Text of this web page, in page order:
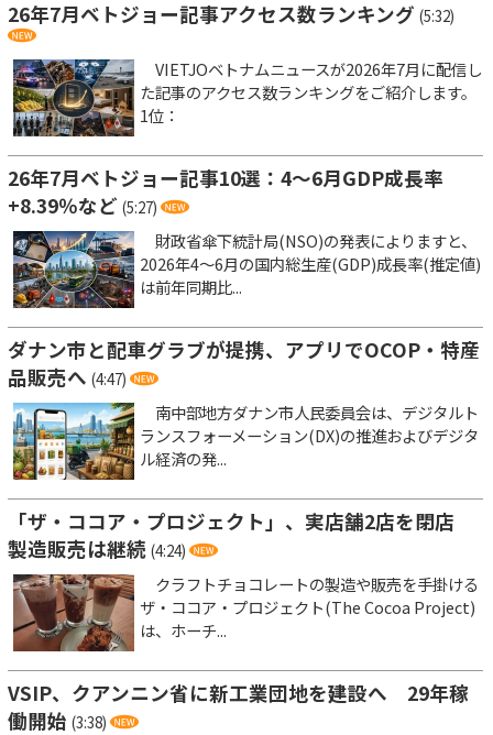
26年7月ベトジョー記事アクセス数ランキング (5:32)
VIETJOベトナムニュースが2026年7月に配信し
た記事のアクセス数ランキングをご紹介します。
1位：
26年7月ベトジョー記事10選：4～6月GDP成長率
+8.39％など (5:27)
財政省傘下統計局(NSO)の発表によりますと、
2026年4～6月の国内総生産(GDP)成長率(推定値)
は前年同期比...
ダナン市と配車グラブが提携、アプリでOCOP・特産
品販売へ (4:47)
南中部地方ダナン市人民委員会は、デジタルト
ランスフォーメーション(DX)の推進およびデジタ
ル経済の発...
「ザ・ココア・プロジェクト」、実店舗2店を閉店
製造販売は継続 (4:24)
クラフトチョコレートの製造や販売を手掛ける
ザ・ココア・プロジェクト(The Cocoa Project)
は、ホーチ...
VSIP、クアンニン省に新工業団地を建設へ 29年稼
働開始 (3:38)